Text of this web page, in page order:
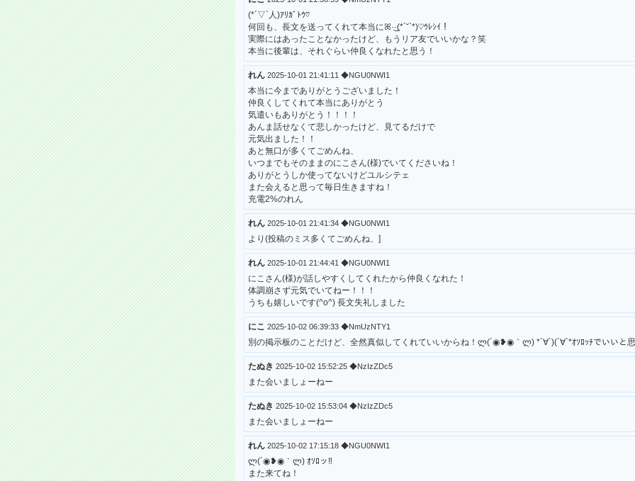
(*´▽`人)ｱﾘｶﾞﾄｳ♡
何回も、長文を送ってくれて本当にꕤ︎︎·͜·(*´˘`*)♡ｳﾚｼｲ！
実際にはあったことなかったけど、もうリア友でいいかな？笑
本当に後輩は、それぐらい仲良くなれたと思う！
れん 2025-10-01 21:41:11 ◆NGU0NWI1
本当に今までありがとうございました！
仲良くしてくれて本当にありがとう
気遣いもありがとう！！！！
あんま話せなくて悲しかったけど、見てるだけで
元気出ました！！
あと無口が多くてごめんね、
いつまでもそのままのにこさん(様)でいてくださいね！
ありがとうしか使ってないけどユルシテェ
また会えると思って毎日生きますね！
充電2%のれん
れん 2025-10-01 21:41:34 ◆NGU0NWI1
より(投稿のミス多くてごめんね、]
れん 2025-10-01 21:44:41 ◆NGU0NWI1
にこさん(様)が話しやすくしてくれたから仲良くなれた！
体調崩さず元気でいてねー！！！
うちも嬉しいです(^o^) 長文失礼しました
にこ 2025-10-02 06:39:33 ◆NmUzNTY1
別の掲示板のことだけど、全然真似してくれていいからね！ლ(´◉❥◉｀ლ) *´∀`)(´∀`*ｵｿﾛｯﾁでいいと
たぬき 2025-10-02 15:52:25 ◆NzIzZDc5
また会いましょーねー
たぬき 2025-10-02 15:53:04 ◆NzIzZDc5
また会いましょーねー
れん 2025-10-02 17:15:18 ◆NGU0NWI1
ლ(´◉❥◉｀ლ) ｵｿﾛッ‼︎
また来てね！